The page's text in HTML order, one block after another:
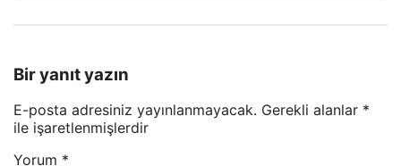
Bir yanıt yazın
E-posta adresiniz yayınlanmayacak. Gerekli alanlar *
ile işaretlenmişlerdir
Yorum *